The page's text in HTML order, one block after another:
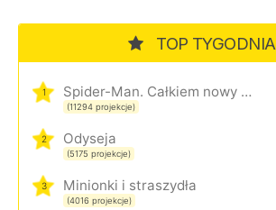
TOP TYGODNIA
1 Spider-Man. Całkiem nowy dzień
(11294 projekcje)
2 Odyseja
(5175 projekcje)
3 Minionki i straszydła
(4016 projekcje)